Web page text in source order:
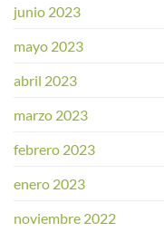
junio 2023
mayo 2023
abril 2023
marzo 2023
febrero 2023
enero 2023
noviembre 2022